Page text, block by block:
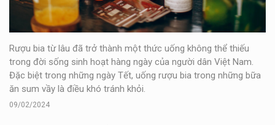
Rượu bia từ lâu đã trở thành một thức uống không thể thiếu
trong đời sống sinh hoạt hàng ngày của người dân Việt Nam.
Đặc biệt trong những ngày Tết, uống rượu bia trong những bữa
ăn sum vầy là điều khó tránh khỏi.
09/02/2024